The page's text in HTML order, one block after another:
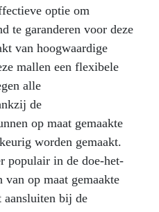
optie om
te garanderen voor deze
van hoogwaardige
mallen een flexibele
alle
de
op maat gemaakte
worden gemaakt.
populair in de doe-het-
op maat gemaakte
aansluiten bij de